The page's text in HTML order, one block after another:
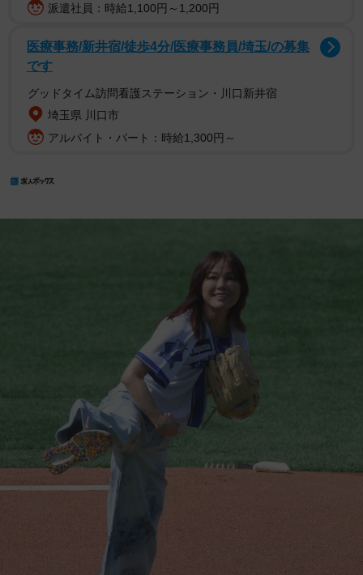
派遣社員：時給1,100円～1,200円
医療事務/新井宿/徒歩4分/医療事務員/埼玉/の募集
です
グッドタイム訪問看護ステーション・川口新井宿
埼玉県 川口市
アルバイト・パート：時給1,300円～